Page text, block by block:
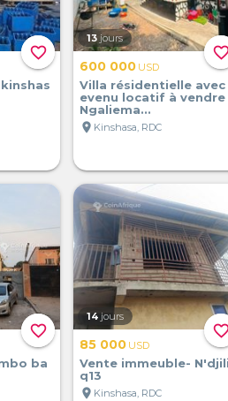
favorite_border
13 jours
600 000 USD
Villa résidentielle avec
evenu locatif à vendre
Ngaliema...
location_on Kinshasa, RDC
favorite_border
ba
14 jours
85 000 USD
Vente immeuble-
q13
location_on Kinshasa, RDC